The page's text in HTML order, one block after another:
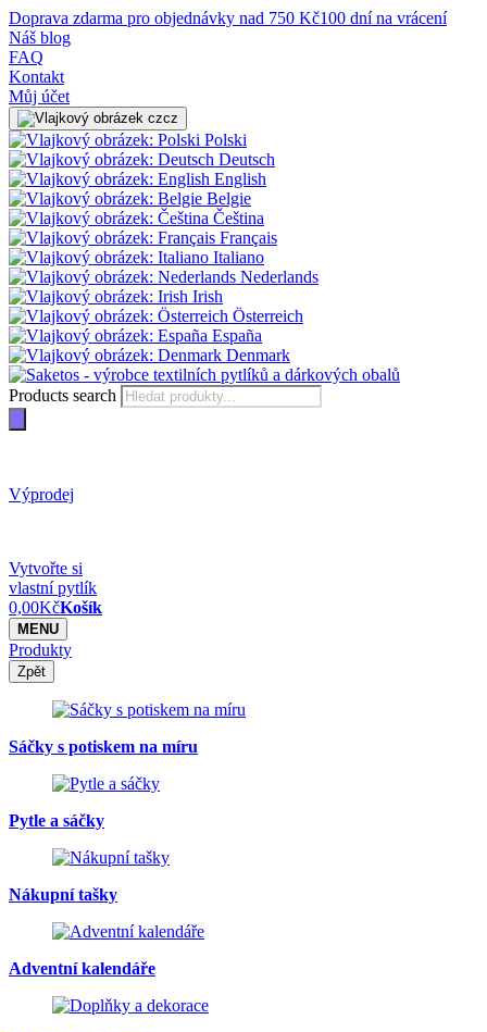
Doprava zdarma pro objednávky nad 750 Kč100 dní na vrácení
Náš blog
FAQ
Kontakt
Můj účet
cz
Polski
Deutsch
English
Belgie
Čeština
Français
Italiano
Nederlands
Irish
Österreich
España
Denmark
Products search
Výprodej
Vytvořte si
vlastní pytlík
0,00KčKošík
MENU
Produkty
Zpět
Sáčky s potiskem na míru
Pytle a sáčky
Nákupní tašky
Adventní kalendáře